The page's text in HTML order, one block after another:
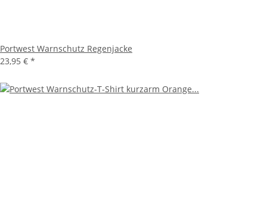
Portwest Warnschutz Regenjacke
23,95 € *